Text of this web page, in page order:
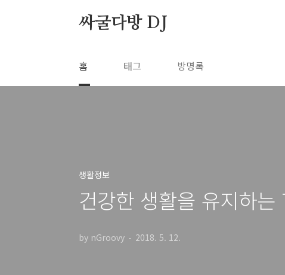
싸굴다방 DJ
홈 태그 방명록
생활정보
건강한 생활을 유지하는
by nGroovy 2018. 5. 12.